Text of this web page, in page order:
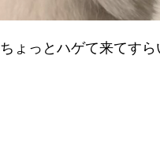
ちょっとハゲて来てすら